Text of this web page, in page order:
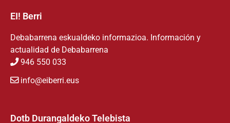
EI! Berri
Debabarrena eskualdeko informazioa. Información y
actualidad de Debabarrena
946 550 033
info@eiberri.eus
Dotb Durangaldeko Telebista